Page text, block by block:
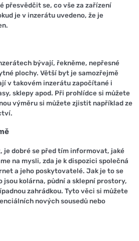
přesvědčit se, co vše za zařízení
je v inzerátu uvedeno, že je
bývají, řekněme, nepřesné
plochy. Větší byt je samozřejmě
v takovém inzerátu započítané i
sklepy apod. Při prohlídce si můžete
výměru si můžete zjistit například ze
je dobré se před tím informovat, jaké
na mysli, zda je k dispozici společná
a jeho poskytovatelé. Jak je to se
kolárna, půdní a sklepní prostory,
zahrádkou. Tyto věci si můžete
nových sousedů nebo